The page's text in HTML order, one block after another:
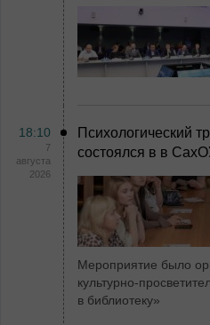
18:10
7
августа
2026
Психологический
состоялся в в
Мероприятие было
культурно-
в библиотеку»